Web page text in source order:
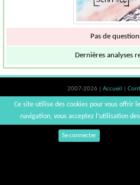
Pas de
Dernières analyses
2007-2026 | Accueil
L'abus d'alcool est dangereux pour la
vinsnaturels
Se connecter
Ce site utilise des cookies pour vous offrir
navigation, vous acceptez l’utilisation